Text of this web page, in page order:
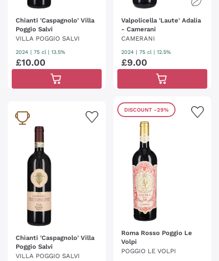
Chianti 'Caspagnolo' Villa
Poggio Salvi
VILLA POGGIO SALVI
2024 75 cl | 13.5%
£10.00
Valpolicella 'Laute' Adalia
- Camerani
CAMERANI
2024 75 cl | 12.5%
£9.00
Chianti 'Caspagnolo' Villa
Poggio Salvi
VILLA POGGIO SALVI
DISCOUNT -29%
Roma Rosso Poggio Le
Volpi
POGGIO LE VOLPI